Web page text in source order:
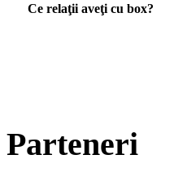
Ce relaţii aveţi cu box?
Parteneri